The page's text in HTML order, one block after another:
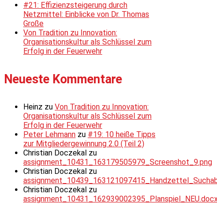
#21: Effizienzsteigerung durch
Netzmittel: Einblicke von Dr. Thomas
Große
Von Tradition zu Innovation:
Organisationskultur als Schlüssel zum
Erfolg in der Feuerwehr
Neueste Kommentare
Heinz zu Von Tradition zu Innovation:
Organisationskultur als Schlüssel zum
Erfolg in der Feuerwehr
Peter Lehmann zu #19: 10 heiße Tipps
zur Mitgliedergewinnung 2.0 (Teil 2)
Christian Doczekal zu
assignment_10431_163179505979_Screenshot_9.png
Christian Doczekal zu
Christian Doczekal zu